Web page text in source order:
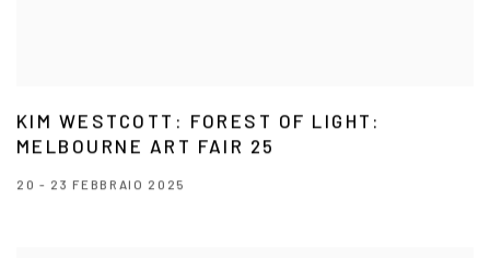
KIM WESTCOTT: FOREST OF LIGHT:
MELBOURNE ART FAIR 25
20 - 23 FEBBRAIO 2025